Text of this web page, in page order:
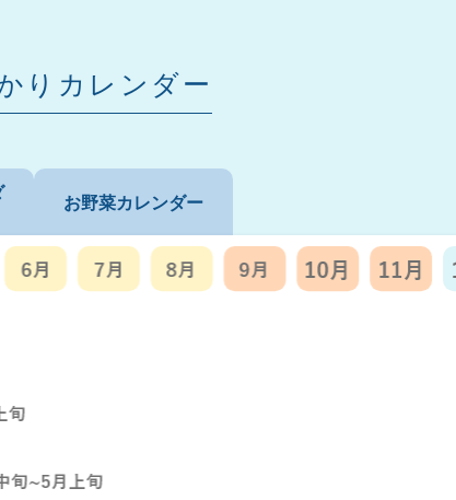
りカレンダー
お野菜カレンダー